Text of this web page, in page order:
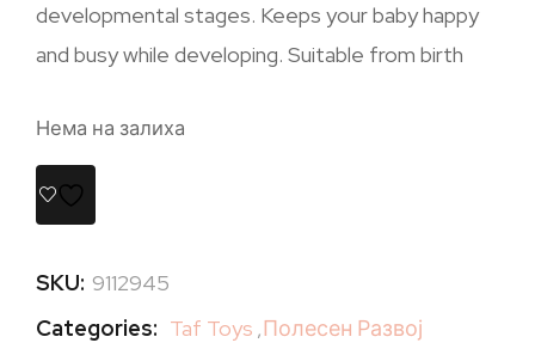
developmental stages. Keeps your baby happy
and busy while developing. Suitable from birth
Нема на залиха
SKU: 9112945
Categories: Taf Toys ,Полесен Развој